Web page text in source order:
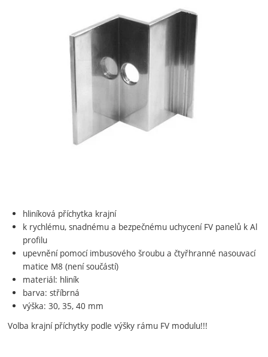
hliníková příchytka krajní
k rychlému, snadnému a bezpečnému uchycení FV panelů k Al
profilu
upevnění pomocí imbusového šroubu a čtyřhranné nasouvací
matice M8 (není součástí)
materiál: hliník
barva: stříbrná
výška: 30, 35, 40 mm
Volba krajní příchytky podle výšky rámu FV modulu!!!